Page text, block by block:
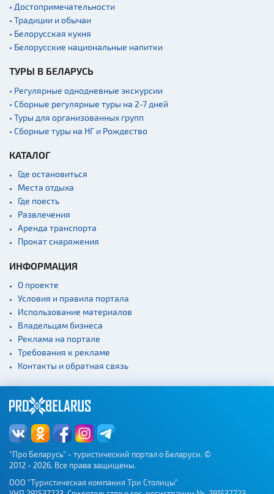
• Достопримечательности
• Традиции и обычаи
• Белорусская кухня
• Белорусские национальные напитки
ТУРЫ В БЕЛАРУСЬ
• Регулярные однодневные экскурсии
• Сборные регулярные туры на 2-7 дней
• Туры для организованных групп
• Сборные туры на НГ и Рождество
КАТАЛОГ
Где остановиться
Места отдыха
Где поесть
Развлечения
Аренда транспорта
Прокат снаряжения
ИНФОРМАЦИЯ
О проекте
Условия и правила портала
Использование материалов
Владельцам бизнеса
Реклама на портале
Требования к рекламе
Контакты и обратная связь
"Про Беларусь" - туристический портал о Беларуси. ©
2012 - 2026. Все права защищены.
ООО "Туристическая компания Три Столицы"